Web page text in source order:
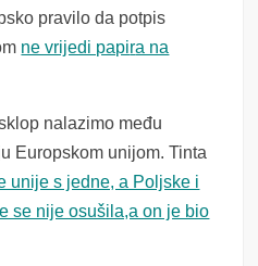
pravilo da potpis
ne vrijedi papira na
nalazimo među
Europskom unijom. Tinta
unije s jedne, a Poljske i
se nije osušila,a on je bio